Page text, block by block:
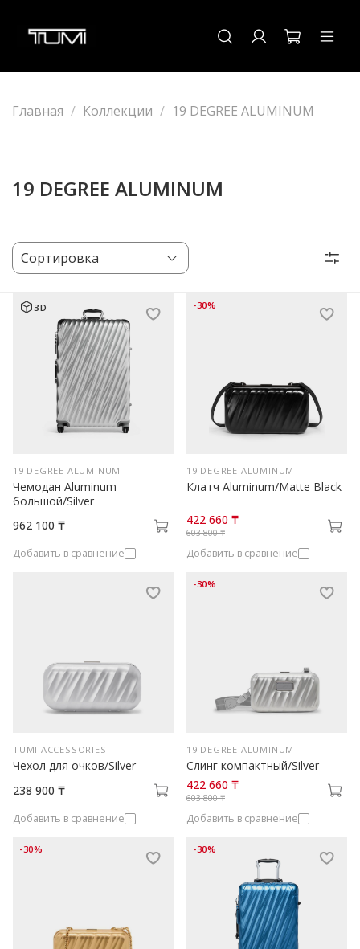
Главная Коллекции 19 DEGREE ALUMINUM
19 DEGREE ALUMINUM
3D
19 DEGREE ALUMINUM
Чемодан Aluminum
большой/Silver
962 100 ₸
Добавить в сравнение
-30%
19 DEGREE ALUMINUM
Клатч Aluminum/Matte Black
422 660 ₸
603 800 ₸
Добавить в сравнение
TUMI ACCESSORIES
Чехол для очков/Silver
238 900 ₸
Добавить в сравнение
-30%
19 DEGREE ALUMINUM
Слинг компактный/Silver
422 660 ₸
603 800 ₸
Добавить в сравнение
-30% -30%